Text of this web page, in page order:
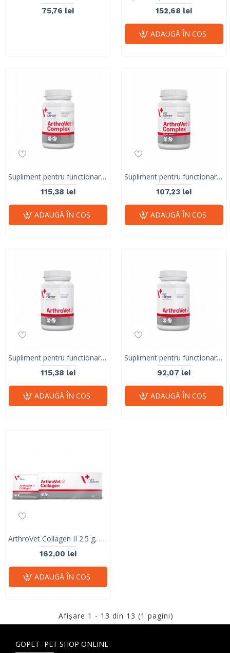
75,76 lei 152,68 lei
ADAUGĂ ÎN COŞ
Supliment pentru functionarea normala a cartilajelor si articulatiilor la caini si pisici, Vet Expert Arthrovet Complex 60 Tablete
115,38 lei
ADAUGĂ ÎN COŞ
Supliment pentru functionarea normala a cartilajelor si articulatiilor la caini si pisici, Vet Expert Arthrovet Complex - 60 caps TWIST OFF
107,23 lei
ADAUGĂ ÎN COŞ
Supliment pentru functionarea normala a cartilajelor si articulatiilor la caini si pisici, Vet Expert Arthrovet 90 Tablete
115,38 lei
ADAUGĂ ÎN COŞ
Supliment pentru functionarea normala a cartilajelor si articulatiilor la caini si pisici, Vet Expert Arthrovet 60 Tablete
92,07 lei
ADAUGĂ ÎN COŞ
ArthroVet Collagen II 2.5 g, Vet Expert, 60 plicuri
162,00 lei
ADAUGĂ ÎN COŞ
Afişare 1 - 13 din 13 (1 pagini)
GOPET- PET SHOP ONLINE